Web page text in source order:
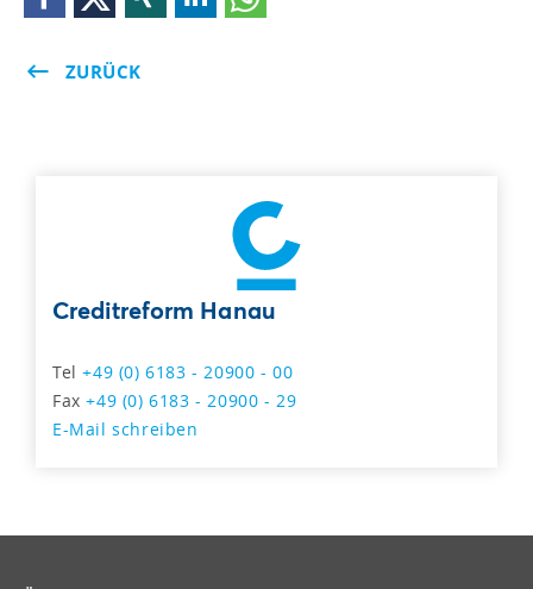
ZURÜCK
Creditreform Hanau
Tel+49 (0) 6183 - 20900 - 00
Fax+49 (0) 6183 - 20900 - 29
E-Mail schreiben